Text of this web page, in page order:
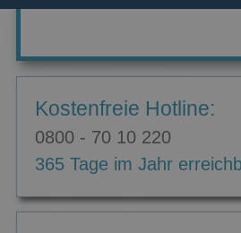
Kostenfreie Hotline:
0800 - 70 10 220
365 Tage im Jahr